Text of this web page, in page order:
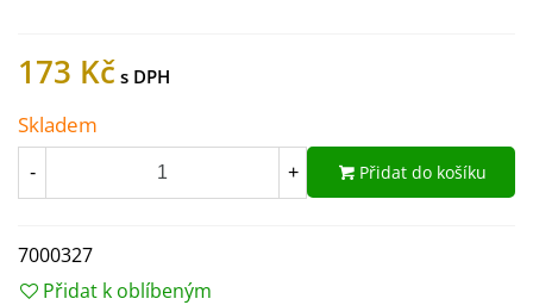
173 Kč
Skladem
- + Přidat do košíku
7000327
Přidat k oblíbeným